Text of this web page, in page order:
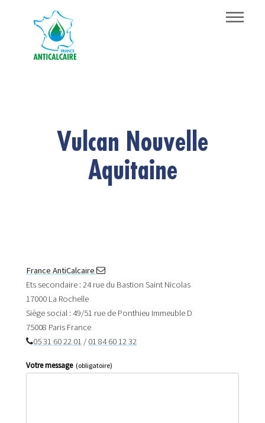
Vulcan Nouvelle
Aquitaine
France AntiCalcaire
Ets secondaire : 24 rue du Bastion Saint Nicolas
17000 La Rochelle
Siège social :49/51 rue de Ponthieu Immeuble D
75008 Paris France
05 31 60 22 01 / 01 84 60 12 32
Votre message (obligatoire)